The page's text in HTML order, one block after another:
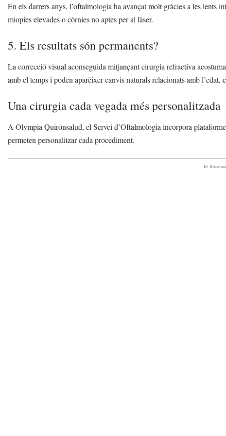
En els darrers anys, l’oftalmologia ha avançat molt gràcies a les lents
miopies elevades o còrnies no aptes per al làser.
5. Els resultats són permanents?
La correcció visual aconseguida mitjançant cirurgia refractiva
amb el temps i poden aparèixer canvis naturals relacionats amb l’edat,
Una cirurgia cada vegada més personalitzada
A Olympia Quirónsalud, el Servei d’Oftalmologia incorpora
permeten personalitzar cada procediment.
- Et